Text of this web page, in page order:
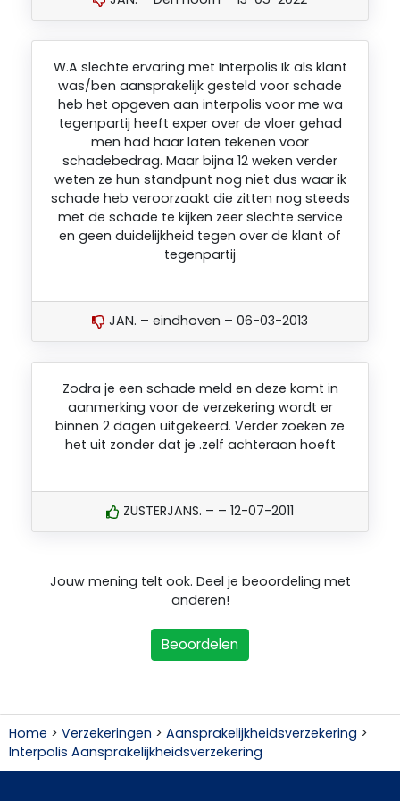
W.A slechte ervaring met Interpolis Ik als klant
was/ben aansprakelijk gesteld voor schade
heb het opgeven aan interpolis voor me wa
tegenpartij heeft exper over de vloer gehad
men had haar laten tekenen voor
schadebedrag. Maar bijna 12 weken verder
weten ze hun standpunt nog niet dus waar ik
schade heb veroorzaakt die zitten nog steeds
met de schade te kijken zeer slechte service
en geen duidelijkheid tegen over de klant of
tegenpartij
JAN. – eindhoven – 06-03-2013
Zodra je een schade meld en deze komt in
aanmerking voor de verzekering wordt er
binnen 2 dagen uitgekeerd. Verder zoeken ze
het uit zonder dat je .zelf achteraan hoeft
ZUSTERJANS. – – 12-07-2011
Jouw mening telt ook. Deel je beoordeling met
anderen!
Beoordelen
Home > Verzekeringen > Aansprakelijkheidsverzekering >
Interpolis Aansprakelijkheidsverzekering